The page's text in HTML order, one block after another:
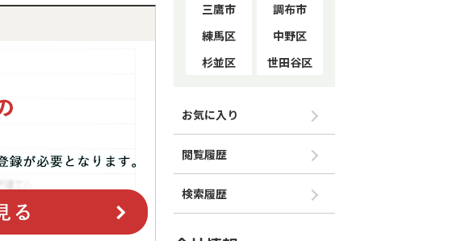
三鷹市
調布市
練馬区
中野区
杉並区
世田谷区
お気に入り
閲覧履歴
検索履歴